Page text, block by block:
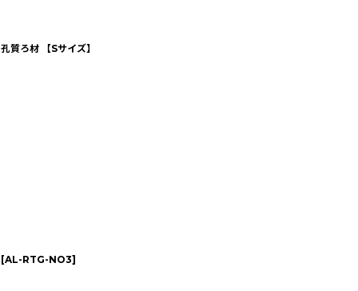
質ろ材 【Sサイズ】
[AL-RTG-NO3]